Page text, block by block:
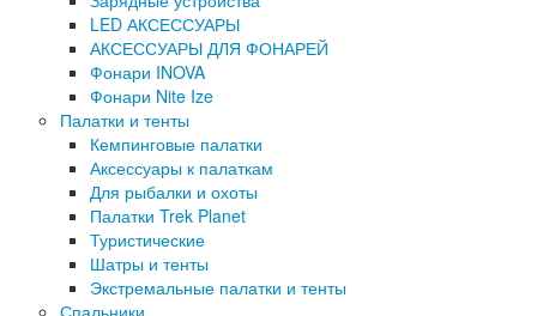
LED АКСЕССУАРЫ
АКСЕССУАРЫ ДЛЯ ФОНАРЕЙ
Фонари INOVA
Фонари Nite Ize
Палатки и тенты
Кемпинговые палатки
Аксессуары к палаткам
Для рыбалки и охоты
Палатки Trek Planet
Туристические
Шатры и тенты
Экстремальные палатки и тенты
Спальники